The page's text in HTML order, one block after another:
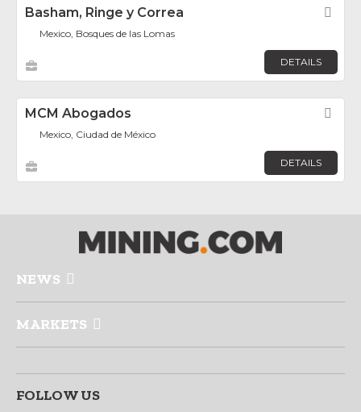
Basham, Ringe y Correa
Mexico, Bosques de las Lomas
DETAILS
MCM Abogados
Mexico, Ciudad de México
DETAILS
NEWS
MARKETS
FOLLOW US